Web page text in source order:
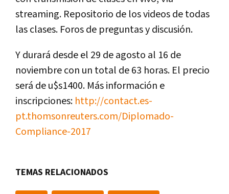
streaming. Repositorio de los videos de todas
las clases. Foros de preguntas y discusión.
Y durará desde el 29 de agosto al 16 de
noviembre con un total de 63 horas. El precio
será de u$s1400. Más información e
inscripciones: http://contact.es-
pt.thomsonreuters.com/Diplomado-
Compliance-2017
TEMAS RELACIONADOS